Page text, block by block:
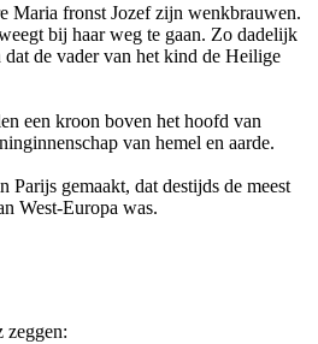
Maria fronst Jozef zijn wenkbrauwen.
bij haar weg te gaan. Zo dadelijk
dat de vader van het kind de Heilige
een kroon boven het hoofd van
van hemel en aarde.
Parijs gemaakt, dat destijds de meest
West-Europa was.
zeggen: